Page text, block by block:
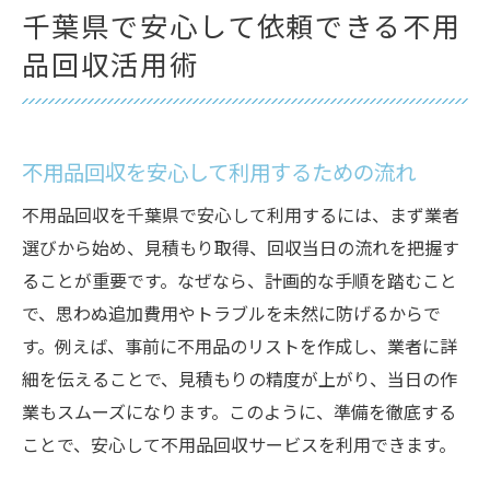
千葉県で安心して依頼できる不用
品回収活用術
不用品回収を安心して利用するための流れ
不用品回収を千葉県で安心して利用するには、まず業者
選びから始め、見積もり取得、回収当日の流れを把握す
ることが重要です。なぜなら、計画的な手順を踏むこと
で、思わぬ追加費用やトラブルを未然に防げるからで
す。例えば、事前に不用品のリストを作成し、業者に詳
細を伝えることで、見積もりの精度が上がり、当日の作
業もスムーズになります。このように、準備を徹底する
ことで、安心して不用品回収サービスを利用できます。